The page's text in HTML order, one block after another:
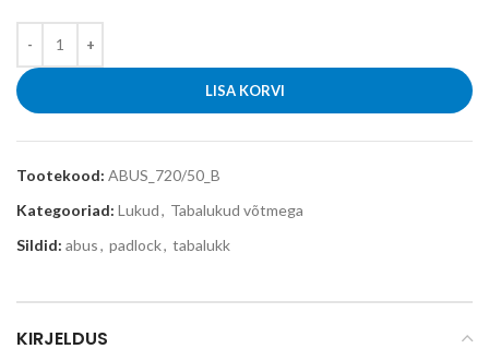
LISA KORVI
Tootekood: ABUS_720/50_B
Kategooriad: Lukud, Tabalukud võtmega
Sildid: abus, padlock, tabalukk
KIRJELDUS